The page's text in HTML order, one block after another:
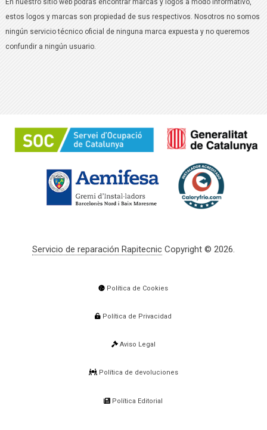
estos logos y marcas son propiedad de sus respectivos. Nosotros no somos
ningún servicio técnico oficial de ninguna marca expuesta y no queremos
confundir a ningún usuario.
Servicio de reparación RapitecnicCopyright © 2026.
Política de Cookies
Política de Privacidad
Aviso Legal
Política de devoluciones
Política Editorial